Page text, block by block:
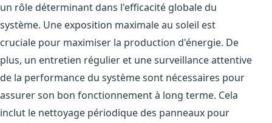
un rôle déterminant dans l'efficacité globale du
système. Une exposition maximale au soleil est
cruciale pour maximiser la production d'énergie. De
plus, un entretien régulier et une surveillance attentive
de la performance du système sont nécessaires pour
assurer son bon fonctionnement à long terme. Cela
inclut le nettoyage périodique des panneaux pour